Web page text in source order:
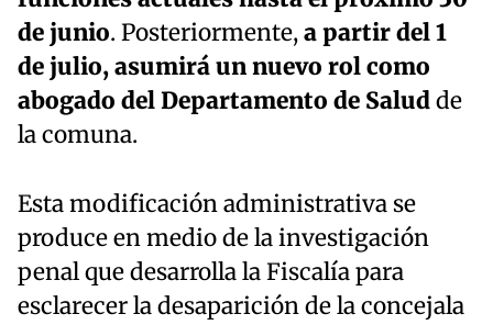
de junio. Posteriormente,a partir del 1
de julio, asumirá un nuevo rol como
abogado del Departamento de Saludde
la comuna.
Esta modificación administrativa se
produce en medio de la investigación
penal que desarrolla la Fiscalía para
esclarecer la desaparición de la concejala